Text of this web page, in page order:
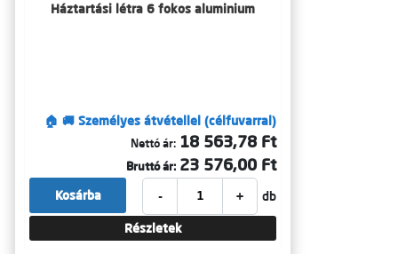
Háztartási létra 6 fokos aluminium
🏠 🚚 Személyes átvétellel (célfuvarral)
Nettó ár: 18 563,78 Ft
Bruttó ár: 23 576,00 Ft
- + db
Kosárba
Részletek